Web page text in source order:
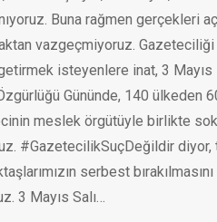
Buna rağmen gerçekleri
vazgeçmiyoruz.
isteyenlere inat, 3 Mayıs
Gününde, 140 ülkeden
meslek örgütüyle birlikte
#GazetecilikSuçDeğildir diyor,
serbest
3 Mayıs Salı…